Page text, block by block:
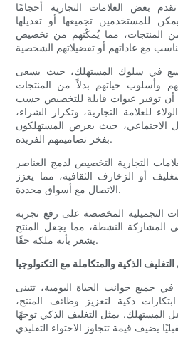
بعض العلامات التجارية أحجامًا
للمستخدمين تجميعها أو تعديلها
المنتجات، مما يُمكّنهم من تخصيص
في سلوك المستهلك، حيث يسعى
وأسلوب حياتهم بدلاً من المنتجات
أن توفير عبوات قابلة للتخصيص حسب
للعلامة التجارية، وتكرار الشراء،
الاجتماعي، حيث يعرض المستهلكون
بفخر تصاميمهم الفريدة.
التجارية التخصيص لدمج العناصر
أو الزخارف الثقافية، مما يعزز
الاتصال مع أسواق محددة.
التجميلية المخصصة على رفع تجربة
المشاركة النشطة، مما يجعل المنتج
يشعر بأنه ملكه حقًا.
الذكية والمتكاملة مع التكنولوجيا
في جميع جوانب الحياة اليومية، تتبنى
ذكية لتعزيز وظائف المنتج،
المستهلك. يمثل التغليف الذكي توجهًا